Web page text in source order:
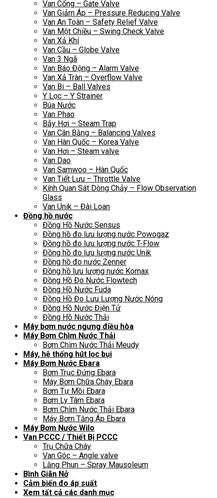
Van Cổng – Gate Valve
Van Giảm Áp – Pressure Reducing Valve
Van An Toàn – Safety Relief Valve
Van Một Chiều – Swing Check Valve
Van Xả Khí
Van Cầu – Globe Valve
Van 3 Ngã
Van Báo Động – Alarm Valve
Van Xả Tràn – Overflow Valve
Van Bi – Ball Valves
Y Lọc – Y Strainer
Búa Nước
Van Phao
Bẫy Hơi – Steam Trap
Van Cân Bằng – Balancing Valves
Van Hàn Quốc – Korea Valve
Van Hơi – Steam valve
Van Dao
Van Samwoo – Hàn Quốc
Van Tiết Lưu – Throttle Valve
Kính Quan Sát Dòng Chảy – Flow Observation
Glass
Van Unik – Đài Loan
Đồng hồ nước
Đồng Hồ Nước Sensus
Đồng hồ đo lưu lượng nước Powogaz
Đồng hồ đo lưu lượng nước T-Flow
Đồng hồ đo lưu lượng nước Unik
Đồng hồ đo nước Zenner
Đồng hồ lưu lượng nước Komax
Đồng Hồ Đo Nước Flowtech
Đồng Hồ Nước Fuda
Đồng Hồ Đo Lưu Lượng Nước Nóng
Đồng Hồ Nước Điện Tử
Đồng Hồ Nước Thải
Máy bơm nước ngưng điều hòa
Máy Bơm Chìm Nước Thải
Bơm Chìm Nước Thải Meudy
Máy, hệ thống hút lọc bụi
Máy Bơm Nước Ebara
Bơm Trục Đứng Ebara
Máy Bơm Chữa Cháy Ebara
Bơm Tự Mồi Ebara
Bơm Ly Tâm Ebara
Bơm Chìm Nước Thải Ebara
Máy Bơm Tăng Áp Ebara
Máy Bơm Nước Wilo
Van PCCC / Thiết Bị PCCC
Trụ Chữa Cháy
Van Góc – Angle valve
Lăng Phun – Spray Mausoleum
Bình Giãn Nở
Cảm biến đo áp suất
Xem tất cả các danh mục